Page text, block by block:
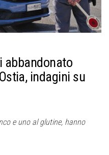
abbandonato
indagini su
e uno al glutine, hanno